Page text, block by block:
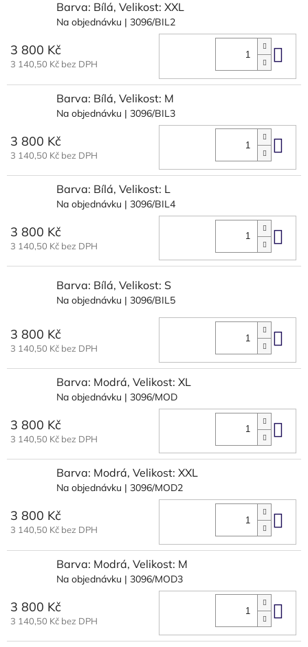
Barva: Bílá, Velikost: XXL
Na objednávku | 3096/BIL2
3 800 Kč
3 140,50 Kč bez DPH Do
Barva: Bílá, Velikost: M
Na objednávku | 3096/BIL3
3 800 Kč
3 140,50 Kč bez DPH Do
Barva: Bílá, Velikost: L
Na objednávku | 3096/BIL4
3 800 Kč
3 140,50 Kč bez DPH Do
Barva: Bílá, Velikost: S
Na objednávku | 3096/BIL5
3 800 Kč
3 140,50 Kč bez DPH Do
Barva: Modrá, Velikost: XL
Na objednávku | 3096/MOD
3 800 Kč
3 140,50 Kč bez DPH Do
Barva: Modrá, Velikost: XXL
Na objednávku | 3096/MOD2
3 800 Kč
3 140,50 Kč bez DPH Do
Barva: Modrá, Velikost: M
Na objednávku | 3096/MOD3
3 800 Kč
3 140,50 Kč bez DPH Do